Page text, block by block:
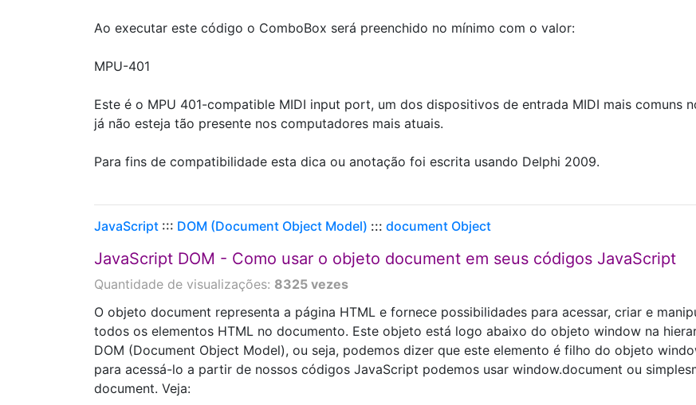
Ao executar este código o ComboBox será preenchido no mínimo com o valor:
MPU-401
Este é o MPU 401-compatible MIDI input port, um dos dispositivos de entrada MIDI mais comuns
já não esteja tão presente nos computadores mais atuais.
Para fins de compatibilidade esta dica ou anotação foi escrita usando Delphi 2009.
JavaScript ::: DOM (Document Object Model) ::: document Object
JavaScript DOM - Como usar o objeto document em seus códigos JavaScript
Quantidade de visualizações: 8325 vezes
O objeto document representa a página HTML e fornece possibilidades para acessar, criar e
todos os elementos HTML no documento. Este objeto está logo abaixo do objeto window na
DOM (Document Object Model), ou seja, podemos dizer que este elemento é filho do objeto
para acessá-lo a partir de nossos códigos JavaScript podemos usar window.document ou
document. Veja: